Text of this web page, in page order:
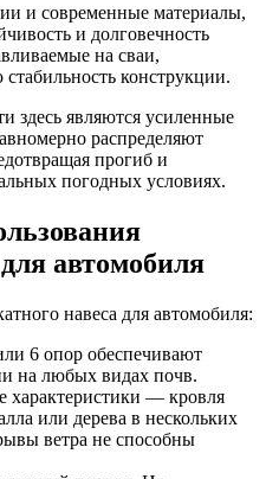
и современные материалы,
и долговечность
на сваи,
конструкции.
здесь являются усиленные
распределяют
прогиб и
погодных условиях.
автомобиля
навеса для автомобиля:
6 опор обеспечивают
на любых видах почв.
характеристики — кровля
или дерева в нескольких
ветра не способны